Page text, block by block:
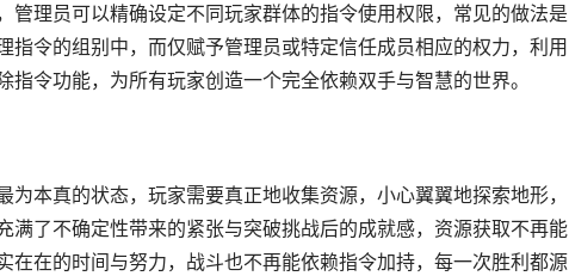
管理员可以精确设定不同玩家群体的指令使用权限，常见的做法是
令的组别中，而仅赋予管理员或特定信任成员相应的权力，利用
令功能，为所有玩家创造一个完全依赖双手与智慧的世界。
本真的状态，玩家需要真正地收集资源，小心翼翼地探索地形，
满了不确定性带来的紧张与突破挑战后的成就感，资源获取不再能
在在的时间与努力，战斗也不再能依赖指令加持，每一次胜利都源